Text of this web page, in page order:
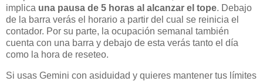
implica una pausa de 5 horas al alcanzar el tope. Debajo
de la barra verás el horario a partir del cual se reinicia el
contador. Por su parte, la ocupación semanal también
cuenta con una barra y debajo de esta verás tanto el día
como la hora de reseteo.
Si usas Gemini con asiduidad y quieres mantener tus límites